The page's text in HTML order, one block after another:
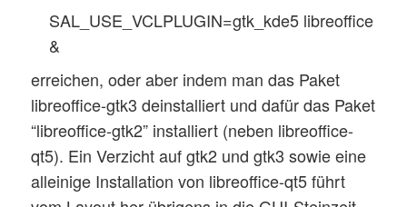
SAL_USE_VCLPLUGIN=gtk_kde5 libreoffice
&
erreichen, oder aber indem man das Paket
libreoffice-gtk3 deinstalliert und dafür das Paket
“libreoffice-gtk2” installiert (neben libreoffice-
qt5). Ein Verzicht auf gtk2 und gtk3 sowie eine
alleinige Installation von libreoffice-qt5 führt